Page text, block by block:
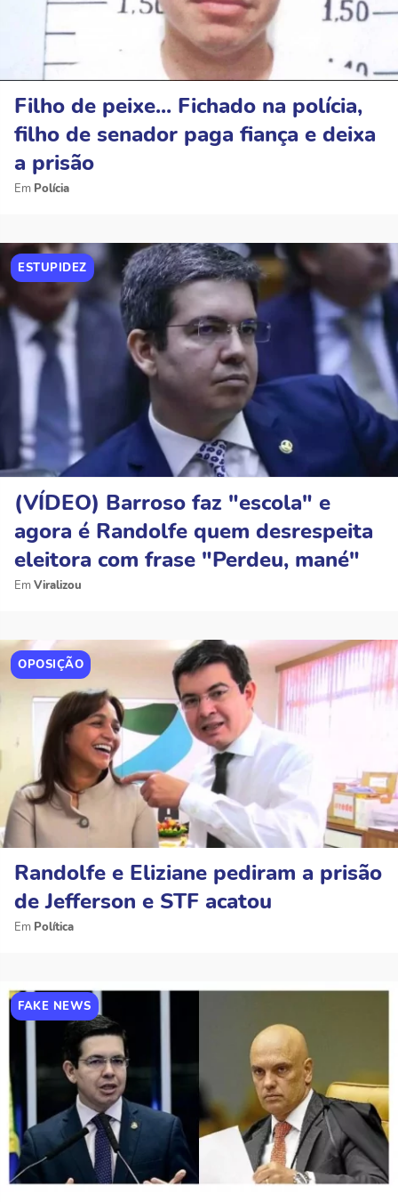
Filho de peixe... Fichado na polícia,
filho de senador paga fiança e deixa
a prisão
Polícia
ESTUPIDEZ
(VÍDEO) Barroso faz "escola" e
agora é Randolfe quem desrespeita
eleitora com frase "Perdeu, mané"
Viralizou
OPOSIÇÃO
Randolfe e Eliziane pediram a prisão
de Jefferson e STF acatou
Política
FAKE NEWS